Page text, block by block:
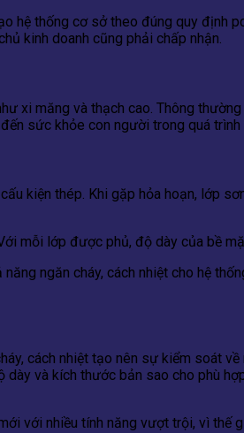
hệ thống cơ sở theo đúng quy định
kinh doanh cũng phải chấp nhận.
xi măng và thạch cao. Thông
sức khỏe con người trong quá trình
kiện thép. Khi gặp hỏa hoạn, lớp
mỗi lớp được phủ, độ dày của bề
ngăn cháy, cách nhiệt cho hệ
cách nhiệt tạo nên sự kiểm soát
và kích thước bản sao cho phù
với nhiều tính năng vượt trội, vì